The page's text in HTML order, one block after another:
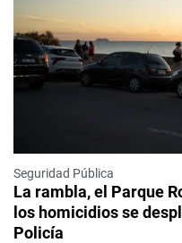
Seguridad Pública
La rambla, el Parque
los homicidios se
Policía